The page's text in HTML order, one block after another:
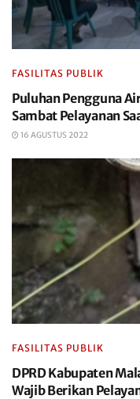
FASILITAS PUBLIK
Puluhan Pengguna
Sambat Pelayanan
16 AGUSTUS 2022
FASILITAS PUBLIK
DPRD Kabupaten
Wajib Berikan